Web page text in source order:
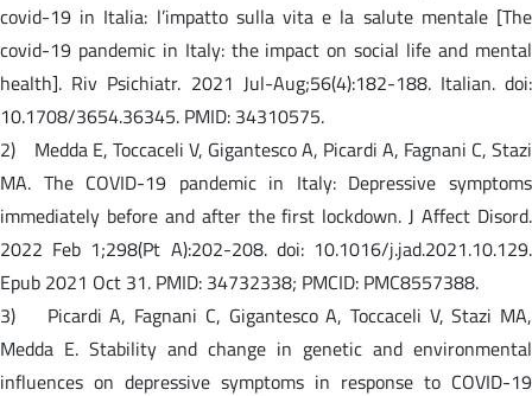
covid-19 in Italia: l’impatto sulla vita e la salute mentale [The
covid-19 pandemic in Italy: the impact on social life and mental
health]. Riv Psichiatr. 2021 Jul-Aug;56(4):182-188. Italian. doi:
10.1708/3654.36345. PMID: 34310575.
2) Medda E, Toccaceli V, Gigantesco A, Picardi A, Fagnani C, Stazi
MA. The COVID-19 pandemic in Italy: Depressive symptoms
immediately before and after the first lockdown. J Affect Disord.
2022 Feb 1;298(Pt A):202-208. doi: 10.1016/j.jad.2021.10.129.
Epub 2021 Oct 31. PMID: 34732338; PMCID: PMC8557388.
3) Picardi A, Fagnani C, Gigantesco A, Toccaceli V, Stazi MA,
Medda E. Stability and change in genetic and environmental
influences on depressive symptoms in response to COVID-19